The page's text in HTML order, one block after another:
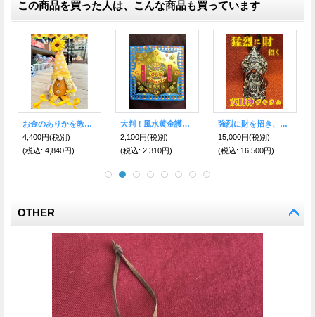
この商品を買った人は、こんな商品も買っています
お金のありかを教えてくれる！宝物の守護者 伝説の妖精gnome（ノーム）ハニー
4,400円(税別)
(税込: 4,840円)
大判！風水黄金護符「招財進寳」青
2,100円(税別)
(税込: 2,310円)
強烈に財を招き、お金に関する願いを叶える！チベット富の守護神 女財神ザキラム ペンダント
15,000円(税別)
(税込: 16,500円)
OTHER